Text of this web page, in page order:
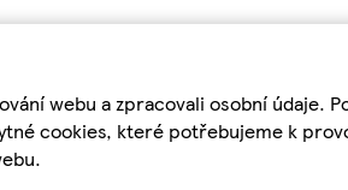
webu a zpracovali osobní údaje.
cookies, které potřebujeme k